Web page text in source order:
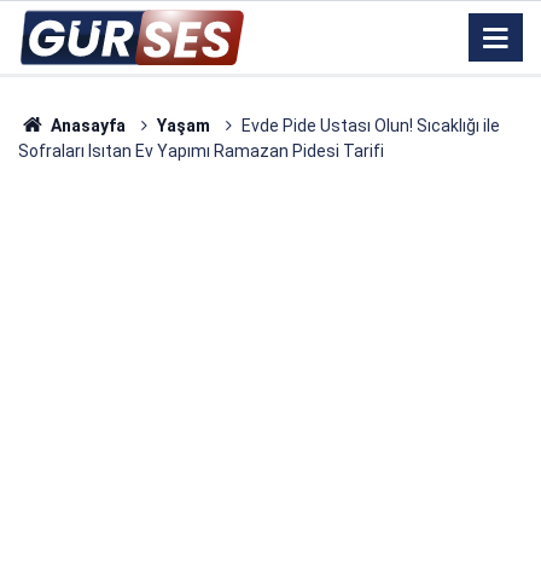
Anasayfa Yaşam
Evde Pide Ustası Olun! Sıcaklığı ile
Sofraları Isıtan Ev Yapımı Ramazan Pidesi Tarifi